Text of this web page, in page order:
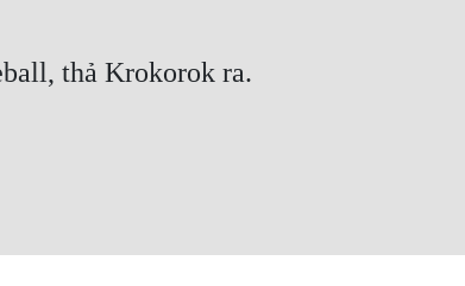
thả Krokorok ra.